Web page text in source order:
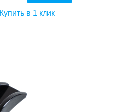
Купить в 1 клик